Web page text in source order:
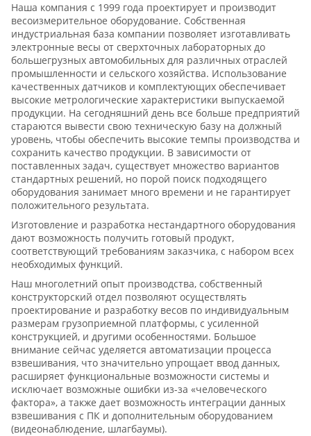
Наша компания с 1999 года проектирует и производит
весоизмерительное оборудование. Собственная
индустриальная база компании позволяет изготавливать
электронные весы от сверхточных лабораторных до
большегрузных автомобильных для различных отраслей
промышленности и сельского хозяйства. Использование
качественных датчиков и комплектующих обеспечивает
высокие метрологические характеристики выпускаемой
продукции. На сегодняшний день все больше предприятий
стараются вывести свою техническую базу на должный
уровень, чтобы обеспечить высокие темпы производства и
сохранить качество продукции. В зависимости от
поставленных задач, существует множество вариантов
стандартных решений, но порой поиск подходящего
оборудования занимает много времени и не гарантирует
положительного результата.
Изготовление и разработка нестандартного оборудования
дают возможность получить готовый продукт,
соответствующий требованиям заказчика, с набором всех
необходимых функций.
Наш многолетний опыт производства, собственный
конструкторский отдел позволяют осуществлять
проектирование и разработку весов по индивидуальным
размерам грузоприемной платформы, с усиленной
конструкцией, и другими особенностями. Большое
внимание сейчас уделяется автоматизации процесса
взвешивания, что значительно упрощает ввод данных,
расширяет функциональные возможности системы и
исключает возможные ошибки из-за «человеческого
фактора», а также дает возможность интеграции данных
взвешивания с ПК и дополнительным оборудованием
(видеонаблюдение, шлагбаумы).